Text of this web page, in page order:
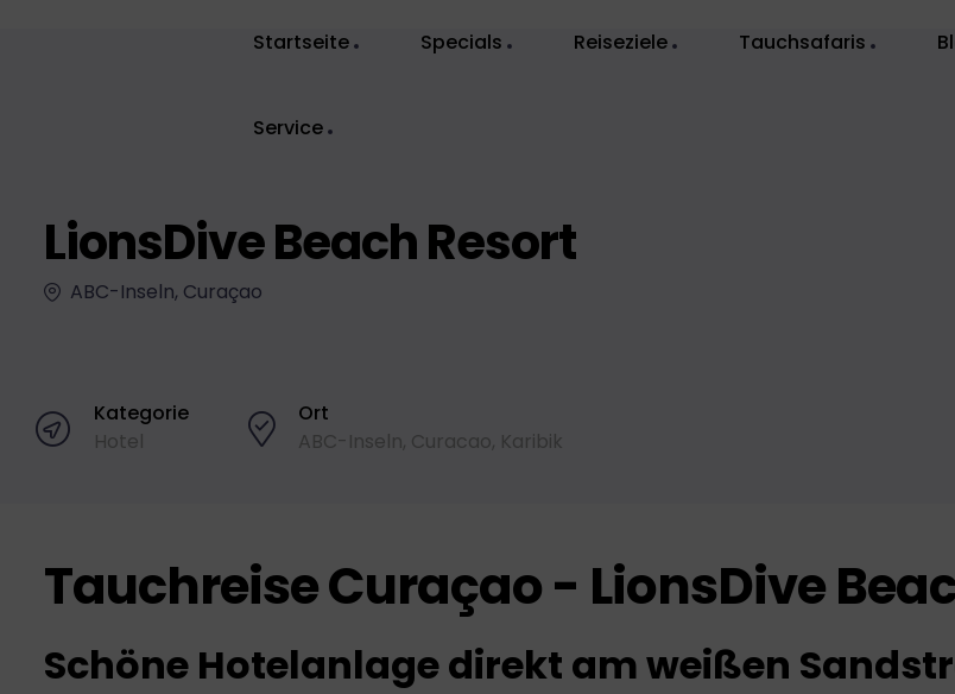
Startseite Specials Reiseziele Tauchsafaris
Service
LionsDive Beach Resort
ABC-Inseln, Curaçao
Kategorie
Hotel
Ort
ABC-Inseln, Curacao, Karibik
Tauchreise Curaçao - LionsDive
Schöne Hotelanlage direkt am weißen